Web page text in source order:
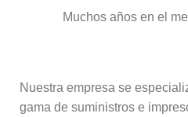
Muchos años en el
Nuestra empresa se
gama de suministros e